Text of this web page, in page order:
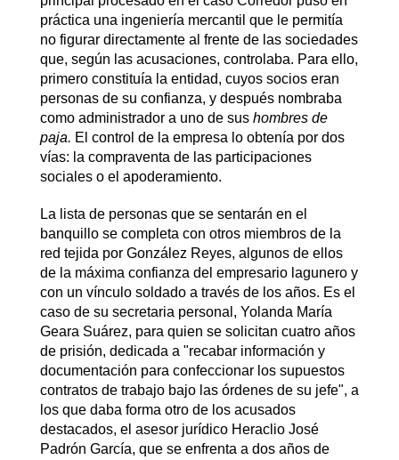
práctica una ingeniería mercantil que le permitía
no figurar directamente al frente de las sociedades
que, según las acusaciones, controlaba. Para ello,
primero constituía la entidad, cuyos socios eran
personas de su confianza, y después nombraba
como administrador a uno de sus hombres de
paja. El control de la empresa lo obtenía por dos
vías: la compraventa de las participaciones
sociales o el apoderamiento.
La lista de personas que se sentarán en el
banquillo se completa con otros miembros de la
red tejida por González Reyes, algunos de ellos
de la máxima confianza del empresario lagunero y
con un vínculo soldado a través de los años. Es el
caso de su secretaria personal, Yolanda María
Geara Suárez, para quien se solicitan cuatro años
de prisión, dedicada a "recabar información y
documentación para confeccionar los supuestos
contratos de trabajo bajo las órdenes de su jefe", a
los que daba forma otro de los acusados
destacados, el asesor jurídico Heraclio José
Padrón García, que se enfrenta a dos años de